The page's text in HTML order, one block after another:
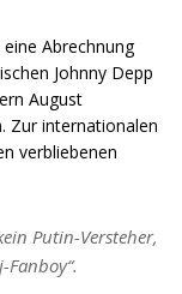
Abrechnung
Johnny Depp
August
Zur internationalen
verbliebenen
Putin-Versteher,